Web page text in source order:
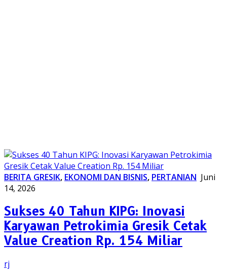
BERITA GRESIK, EKONOMI DAN BISNIS, PERTANIAN Juni
14, 2026
Sukses 40 Tahun KIPG: Inovasi
Karyawan Petrokimia Gresik Cetak
Value Creation Rp. 154 Miliar
rj